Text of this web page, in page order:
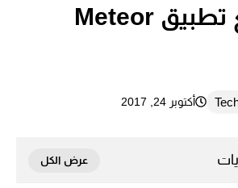
للهاتف مع تطبيق Meteor
أكتوبر 24, 2017